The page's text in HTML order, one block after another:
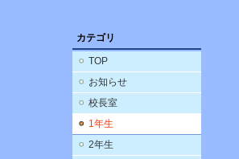
カテゴリ
TOP
お知らせ
校長室
1年生
2年生